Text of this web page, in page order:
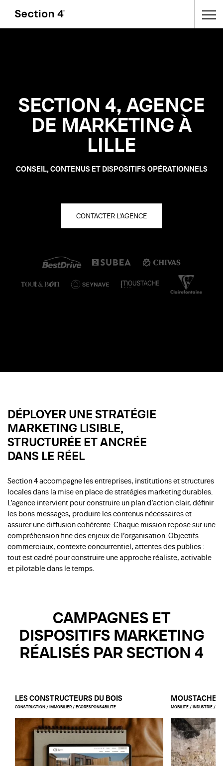
SECTION 4, AGENCE
DE MARKETING À
LILLE
CONSEIL, CONTENUS ET DISPOSITIFS OPÉRATIONNELS
CONTACTER L'AGENCE
DÉPLOYER UNE STRATÉGIE
MARKETING LISIBLE,
STRUCTURÉE ET ANCRÉE
DANS LE RÉEL
Section 4 accompagne les entreprises, institutions et structures
locales dans la mise en place de stratégies marketing durables.
L’agence intervient pour construire un plan d’action clair, définir
les bons messages, produire les contenus nécessaires et
assurer une diffusion cohérente. Chaque mission repose sur une
compréhension fine des enjeux de l’organisation. Objectifs
commerciaux, contexte concurrentiel, attentes des publics :
tout est cadré pour construire une approche réaliste, activable
et pilotable dans le temps.
CAMPAGNES ET
DISPOSITIFS MARKETING
RÉALISÉS PAR SECTION 4
LES CONSTRUCTEURS DU BOIS
CONSTRUCTION / IMMOBILIER / ÉCORESPONSABILITÉ
MOUSTACHE
MOBILITÉ / INDUSTRIE /